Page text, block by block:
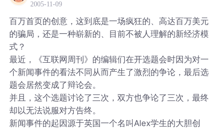
2005-11-09
百万首页的创意，这到底是一场疯狂的、高达百万美元
的骗局，还是一种崭新的、目前不被人理解的新经济模
式？
最近，《互联网周刊》的编辑们在开选题会时因为对一
个新闻事件的看法不同从而产生了激烈的争论，最后选
题会居然变成了辩论会。
并且，这个选题讨论了三次，双方也争论了三次，最终
却以无法说服对方告终。
新闻事件的起因源于英国一个名叫Alex学生的大胆创